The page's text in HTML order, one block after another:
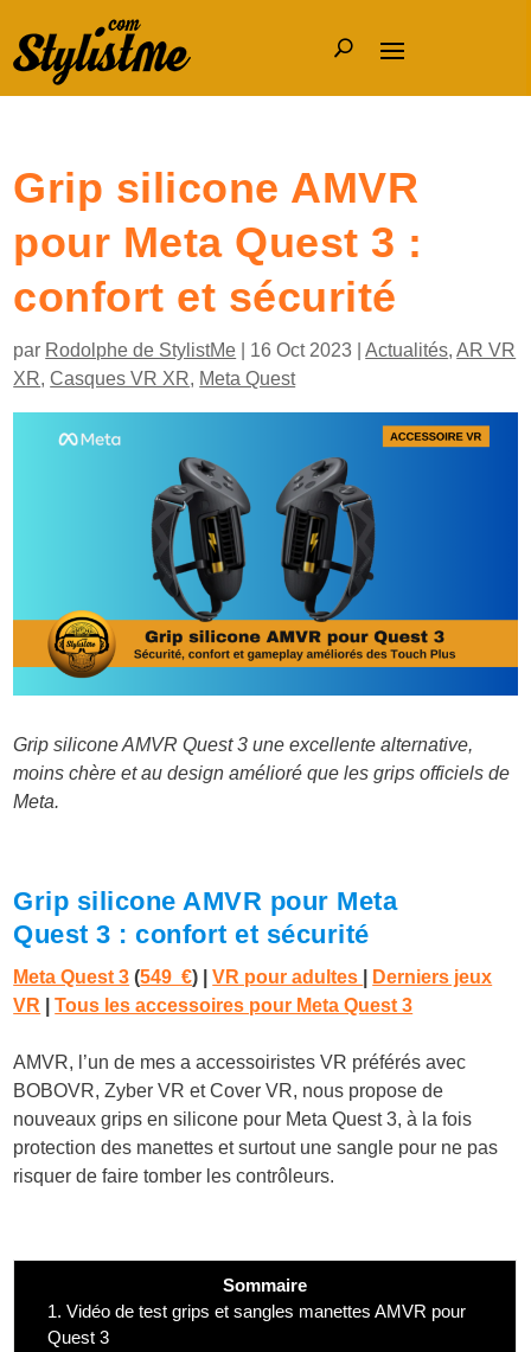
Grip silicone AMVR
pour Meta Quest 3 :
confort et sécurité
par Rodolphe de StylistMe 16 Oct 2023 |Actualités,AR VR
XR,Casques VR XR, Meta Quest
Grip silicone AMVR Quest 3 une excellente alternative,
moins chère et au design amélioré que les grips officiels de
Meta.
Grip silicone AMVR pour Meta
Quest 3 : confort et sécurité
Meta Quest 3 (549 €) |VR pour adultes
Derniers jeux
VR |Tous les accessoires pour Meta Quest 3
AMVR, l’un de mes a accessoiristes VR préférés avec
BOBOVR, Zyber VR et Cover VR, nous propose de
nouveaux grips en silicone pour Meta Quest 3, à la fois
protection des manettes et surtout une sangle pour ne pas
risquer de faire tomber les contrôleurs.
Sommaire
1. Vidéo de test grips et sangles manettes AMVR pour
Quest 3